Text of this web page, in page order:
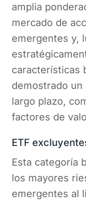
amplia
mercado de
emergentes y,
características
demostrado
largo plazo,
factores de
ETF
Esta categoría
los mayores
emergentes al